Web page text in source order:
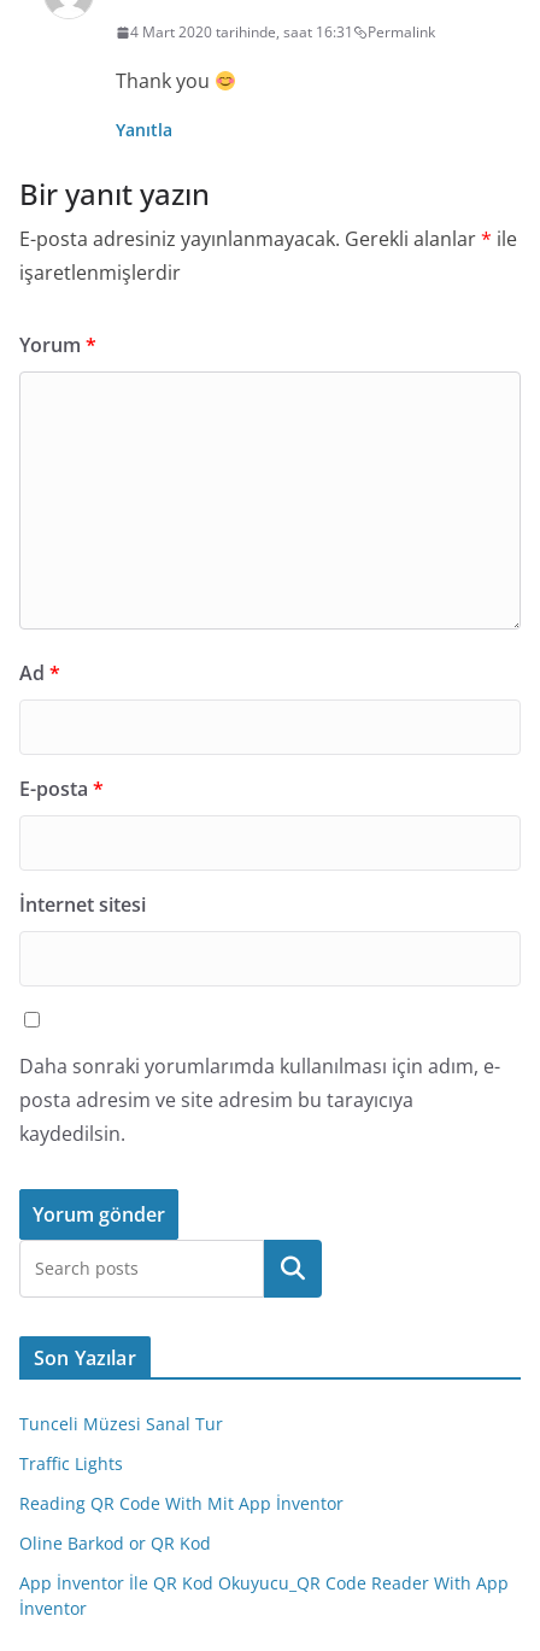
4 Mart 2020 tarihinde, saat 16:31 Permalink
Thank you
Yanıtla
Bir yanıt yazın
E-posta adresiniz yayınlanmayacak. Gerekli alanlar* ile
işaretlenmişlerdir
Yorum *
Ad *
E-posta *
İnternet sitesi
Daha sonraki yorumlarımda kullanılması için adım, e-
posta adresim ve site adresim bu tarayıcıya
kaydedilsin.
Ara
Son Yazılar
Tunceli Müzesi Sanal Tur
Traffic Lights
Reading QR Code With Mit App İnventor
Oline Barkod or QR Kod
App İnventor İle QR Kod Okuyucu_QR Code Reader With App
İnventor